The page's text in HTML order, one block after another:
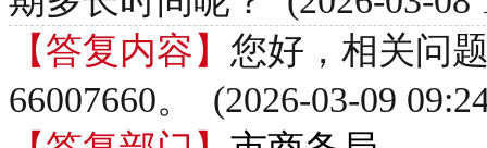
【答复内容】 您好，相关问
66007660。 (2026-03-09